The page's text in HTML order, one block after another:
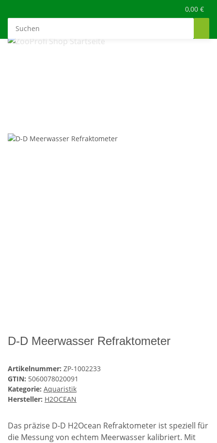
0,00 €
D-D Meerwasser Refraktometer
Artikelnummer: ZP-1002233
GTIN: 5060078020091
Kategorie: Aquaristik
Hersteller: H2OCEAN
Das präzise D-D H2Ocean Refraktometer ist speziell für
die Messung von echtem Meerwasser kalibriert. Mit